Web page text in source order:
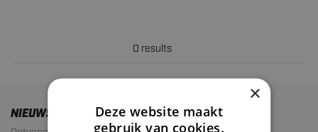
0 results
NIEUWSBRIEF
×
Deze website maakt
gebruik van cookies.